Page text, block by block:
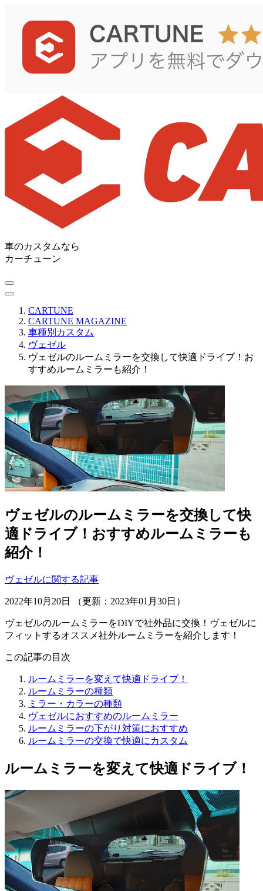
車のカスタムなら
カーチューン
CARTUNE
CARTUNE MAGAZINE
車種別カスタム
ヴェゼル
ヴェゼルのルームミラーを交換して快適ドライブ！お
すすめルームミラーも紹介！
ヴェゼルのルームミラーを交換して快
適ドライブ！おすすめルームミラーも
紹介！
ヴェゼルに関する記事
2022年10月20日 （更新：2023年01月30日）
ヴェゼルのルームミラーをDIYで社外品に交換！ヴェゼルに
フィットするオススメ社外ルームミラーを紹介します！
この記事の目次
ルームミラーを変えて快適ドライブ！
ルームミラーの種類
ミラー・カラーの種類
ヴェゼルにおすすめのルームミラー
ルームミラーの下がり対策におすすめ
ルームミラーの交換で快適にカスタム
ルームミラーを変えて快適ドライブ！